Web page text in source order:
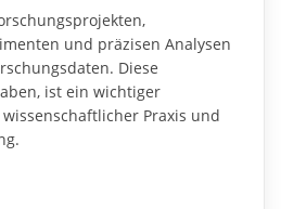
und präzisen Analysen
Diese
ist ein wichtiger
Praxis und